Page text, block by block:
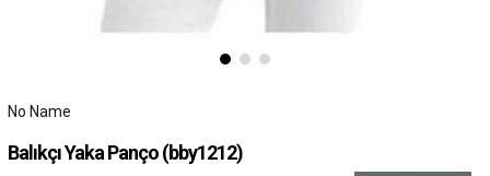
No Name
Balıkçı Yaka Panço(bby1212)